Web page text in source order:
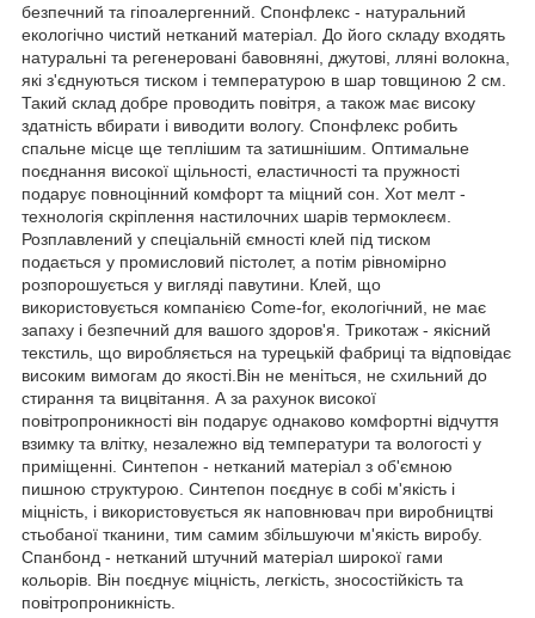
безпечний та гіпоалергенний. Спонфлекс - натуральний
екологічно чистий нетканий матеріал. До його складу входять
натуральні та регенеровані бавовняні, джутові, лляні волокна,
які з'єднуються тиском і температурою в шар товщиною 2 см.
Такий склад добре проводить повітря, а також має високу
здатність вбирати і виводити вологу. Спонфлекс робить
спальне місце ще теплішим та затишнішим. Оптимальне
поєднання високої щільності, еластичності та пружності
подарує повноцінний комфорт та міцний сон. Хот мелт -
технологія скріплення настилочних шарів термоклеєм.
Розплавлений у спеціальній ємності клей під тиском
подається у промисловий пістолет, а потім рівномірно
розпорошується у вигляді павутини. Клей, що
використовується компанією Come-for, екологічний, не має
запаху і безпечний для вашого здоров'я. Трикотаж - якісний
текстиль, що виробляється на турецькій фабриці та відповідає
високим вимогам до якості.Він не меніться, не схильний до
стирання та вицвітання. А за рахунок високої
повітропроникності він подарує однаково комфортні відчуття
взимку та влітку, незалежно від температури та вологості у
приміщенні. Синтепон - нетканий матеріал з об'ємною
пишною структурою. Синтепон поєднує в собі м'якість і
міцність, і використовується як наповнювач при виробництві
стьобаної тканини, тим самим збільшуючи м'якість виробу.
Спанбонд - нетканий штучний матеріал широкої гами
кольорів. Він поєднує міцність, легкість, зносостійкість та
повітропроникність.